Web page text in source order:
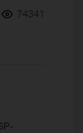
74341